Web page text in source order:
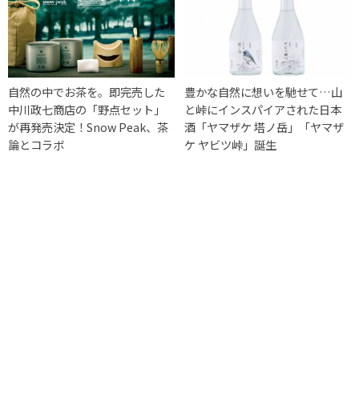
自然の中でお茶を。即完売した
中川政七商店の「野点セット」
が再発売決定！Snow Peak、茶
論とコラボ
豊かな自然に想いを馳せて…山
と峠にインスパイアされた日本
酒「ヤマザケ 塔ノ岳」「ヤマザ
ケ ヤビツ峠」誕生